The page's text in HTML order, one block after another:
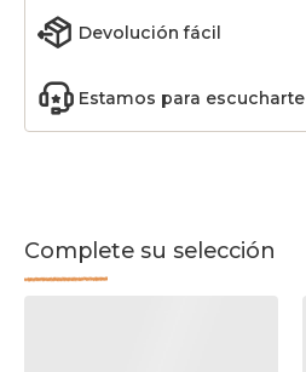
Devolución fácil
Estamos para escucharte
Complete su selección